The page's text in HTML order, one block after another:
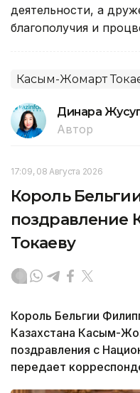
деятельности, а
благополучия и
Касым-Жомарт
Динара
Автор
17:09, 08 Августа 2026
Король
поздравление
Токаеву
Король Бельгии
Казахстана Касым-
поздравления с
передает